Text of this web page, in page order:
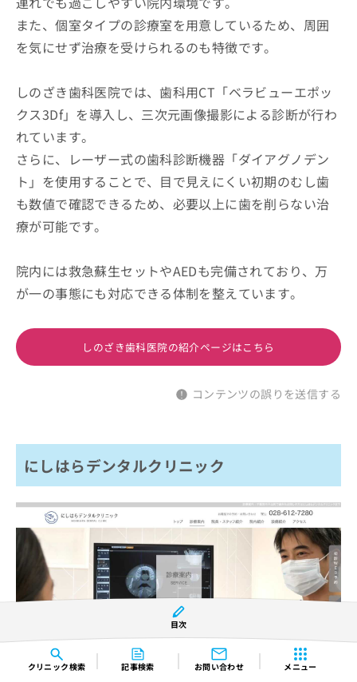
クリニック検索 記事検索 お問い合わせ メニュー
また、個室タイプの診療室を用意しているため、周囲
を気にせず治療を受けられるのも特徴です。
しのざき歯科医院では、歯科用CT「ベラビューエポッ
クス3Df」を導入し、三次元画像撮影による診断が行わ
れています。
さらに、レーザー式の歯科診断機器「ダイアグノデン
ト」を使用することで、目で見えにくい初期のむし歯
も数値で確認できるため、必要以上に歯を削らない治
療が可能です。
院内には救急蘇生セットやAEDも完備されており、万
が一の事態にも対応できる体制を整えています。
しのざき歯科医院の紹介ページはこちら
コンテンツの誤りを送信する
にしはらデンタルクリニック
目次